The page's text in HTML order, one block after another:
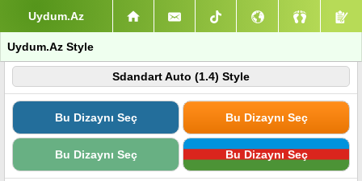
Uydum.Az
Uydum.Az Style
Sdandart Auto (1.4) Style
Bu Dizaynı Seç Bu Dizaynı Seç
Bu Dizaynı Seç Bu Dizaynı Seç